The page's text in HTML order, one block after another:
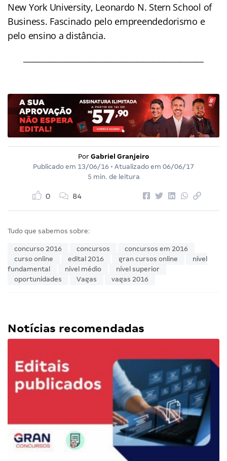
New York University, Leonardo N. Stern School of
Business. Fascinado pelo empreendedorismo e
pelo ensino a distância.
Por Gabriel Granjeiro
Publicado em 13/06/16 • Atualizado em 06/06/17
5 min. de leitura
0 84
Tudo que sabemos sobre:
concurso 2016 concursos
concursos em 2016
curso online
edital 2016 gran cursos online
nível
fundamental
nível médio
nível superior
oportunidades
Vagas vagas 2016
Notícias recomendadas